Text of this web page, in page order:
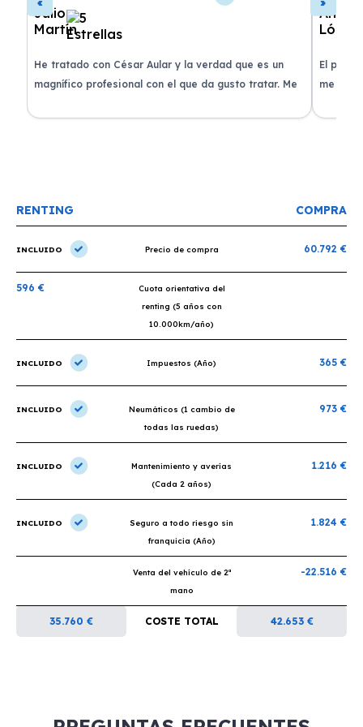
He tratado con César Aular y la verdad que es un
magnífico profesional con el que da gusto tratar. Me
recomiendo un montón, muchas gracias!
El
me
plazo
RENTING COMPRA
INCLUIDO Precio de compra 60.792 €
596 €
Cuota orientativa del
renting (5 años con
10.000km/año)
INCLUIDO Impuestos (Año) 365 €
INCLUIDO
Neumáticos (1 cambio de
todas las ruedas)
973 €
INCLUIDO
Mantenimiento y averías
(Cada 2 años)
1.216 €
INCLUIDO
Seguro a todo riesgo sin
franquicia (Año)
1.824 €
Venta del vehículo de 2ª
mano
-22.516 €
35.760 € COSTE TOTAL 42.653 €